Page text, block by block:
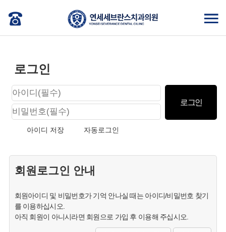
로그인
아이디 저장 자동로그인
회원로그인 안내
회원아이디 및 비밀번호가 기억 안나실 때는 아이디/비밀번호 찾기
를 이용하십시오.
아직 회원이 아니시라면 회원으로 가입 후 이용해 주십시오.